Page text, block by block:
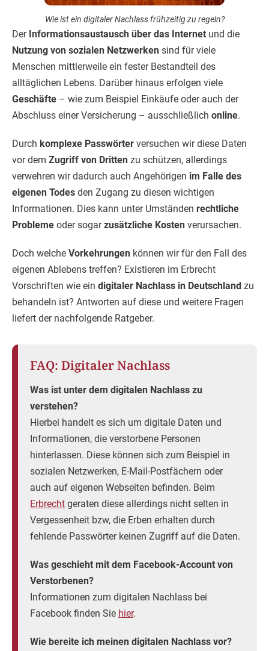
Wie ist ein digitaler Nachlass frühzeitig zu regeln?
Der Informationsaustausch über das Internet und die
Nutzung von sozialen Netzwerken sind für viele
Menschen mittlerweile ein fester Bestandteil des
alltäglichen Lebens. Darüber hinaus erfolgen viele
Geschäfte – wie zum Beispiel Einkäufe oder auch der
Abschluss einer Versicherung – ausschließlich online.
Durch komplexe Passwörter versuchen wir diese Daten
vor dem Zugriff von Dritten zu schützen, allerdings
verwehren wir dadurch auch Angehörigen im Falle des
eigenen Todes den Zugang zu diesen wichtigen
Informationen. Dies kann unter Umständen rechtliche
Probleme oder sogarzusätzliche Kosten verursachen.
Doch welche Vorkehrungen können wir für den Fall des
eigenen Ablebens treffen? Existieren im Erbrecht
Vorschriften wie ein digitaler Nachlass in Deutschland zu
behandeln ist? Antworten auf diese und weitere Fragen
liefert der nachfolgende Ratgeber.
FAQ: Digitaler Nachlass
Was ist unter dem digitalen Nachlass zu
verstehen?
Hierbei handelt es sich um digitale Daten und
Informationen, die verstorbene Personen
hinterlassen. Diese können sich zum Beispiel in
sozialen Netzwerken, E-Mail-Postfächern oder
auch auf eigenen Webseiten befinden. Beim
Erbrecht geraten diese allerdings nicht selten in
Vergessenheit bzw, die Erben erhalten durch
fehlende Passwörter keinen Zugriff auf die Daten.
Was geschieht mit dem Facebook-Account von
Verstorbenen?
Informationen zum digitalen Nachlass bei
Facebook finden Sie hier.
Wie bereite ich meinen digitalen Nachlass vor?